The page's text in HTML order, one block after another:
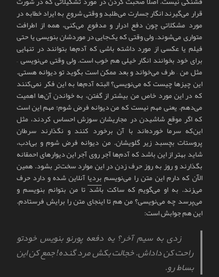
قرار می‌گیرند انگار جسارت می‌طلبد و وقتی شروع به ایراد خطابه در
مورد مشکلاتی چون دفع ادرار و مدفوع می‌کنی، همه از اطرافت
متواری می‌شوند. ولی وقتی که یک‌جایی در موردشان بنویسی یا حتی
فیلم یا عکسی از مورد داشته باشی که آدم‌ها بتوانند در تنهایی
برای خود بخوانند انگار خیلی هم خوب است. ولی وقتی می‌نویسی –
مثل من – طرف می‌خواند و بعد ممکن است بگوید تو دیوانه هستی.
این چیزها چیست که می‌نویسی؟ البته آدم‌ها به این فکر نمی‌کنند
که در این مورد خاص من بیشتر از گفتن، به خواندن آن‌ها اهمیت
می‌دهم. یعنی مهم نیست که من دیوانه فرض شوم؛ مهم این است
که اگر موقع شاشیدن در مجاریشان سوزش احساس کردند، مثل
این‌که سرما خورده‌اند با آن برخورد کنند و نگذارند سرطان
پروستات بچسبد زیر گلویشان. من دیوانه فرض شوم و بی‌ادب،
شاید بهتر از این باشد که آدم‌ها آجر روی آجر این دیوارهای احمقانه
بگذارند و روز به روز حرف زدن در این موارد سخت‌تر بشود. همین
الآن که دارم این متن را می‌نویسم بردیا آنلاین شده و دارد حرف
می‌زند. به او می‌گویم که ساکت باشد تا من بتوانم بنویسم و
می‌پرسد چه می‌نویسی؟ من هم تا اینجای متن را برایش فرستادم.
این هم جوابش است:
زدی به سیم آخر؟ یه دفعه پورنو بنویس خودتو
راحت کن داداش. خجالت بکش مرد گنده! جمع کن این
بساط رو.